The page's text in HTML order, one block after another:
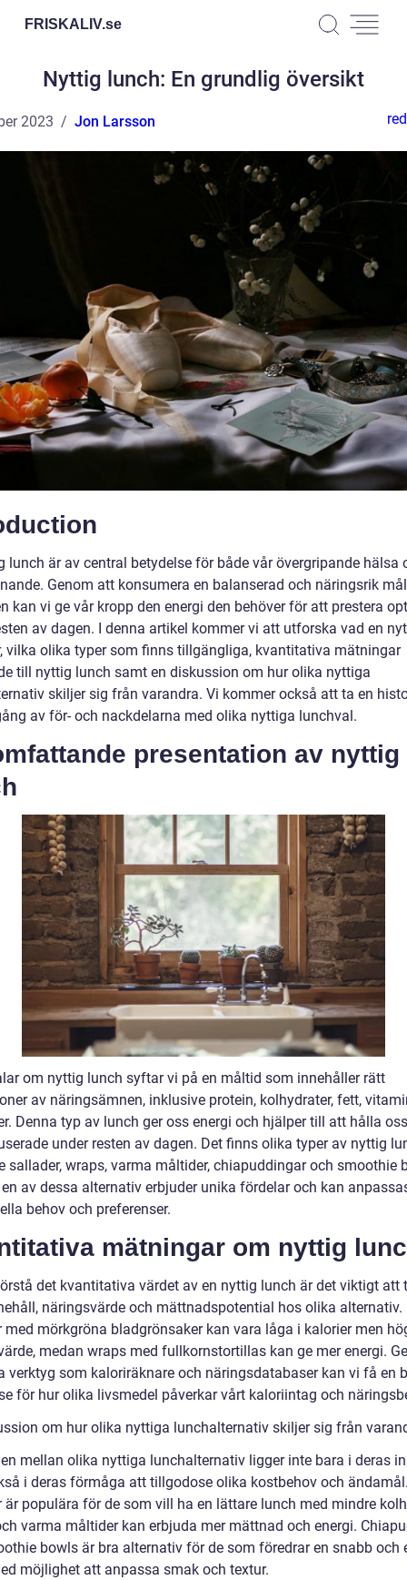
FRISKALIV.se
Nyttig lunch: En grundlig översikt
2023 Jon Larsson
lunch är av central betydelse för både vår övergripande hälsa
Genom att konsumera en balanserad och näringsrik
kan vi ge vår kropp den energi den behöver för att prestera
av dagen. I denna artikel kommer vi att utforska vad en
vilka olika typer som finns tillgängliga, kvantitativa mätningar
till nyttig lunch samt en diskussion om hur olika nyttiga
skiljer sig från varandra. Vi kommer också att ta en
av för- och nackdelarna med olika nyttiga lunchval.
presentation av nyttig
om nyttig lunch syftar vi på en måltid som innehåller rätt
av näringsämnen, inklusive protein, kolhydrater, fett,
Denna typ av lunch ger oss energi och hjälper till att hålla
under resten av dagen. Det finns olika typer av nyttig
sallader, wraps, varma måltider, chiapuddingar och smoothie
av dessa alternativ erbjuder unika fördelar och kan
behov och preferenser.
mätningar om nyttig
det kvantitativa värdet av en nyttig lunch är det viktigt att
näringsvärde och mättnadspotential hos olika alternativ.
med mörkgröna bladgrönsaker kan vara låga i kalorier men
medan wraps med fullkornstortillas kan ge mer energi.
verktyg som kaloriräknare och näringsdatabaser kan vi få en
för hur olika livsmedel påverkar vårt kaloriintag och
om hur olika nyttiga lunchalternativ skiljer sig från
mellan olika nyttiga lunchalternativ ligger inte bara i deras
i deras förmåga att tillgodose olika kostbehov och
är populära för de som vill ha en lättare lunch med mindre
varma måltider kan erbjuda mer mättnad och energi.
bowls är bra alternativ för de som föredrar en snabb och
möjlighet att anpassa smak och textur.